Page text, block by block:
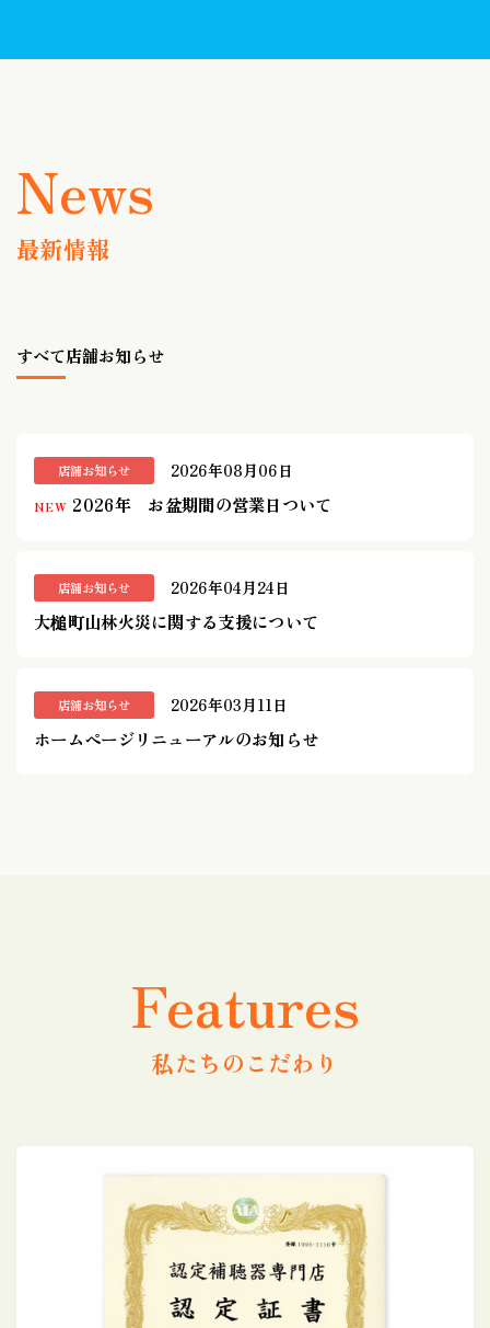
これから補聴器を
News
最新情報
すべて店舗お知らせ
店舗お知らせ 2026年08月06日
NEW 2026年 お盆期間の営業日ついて
店舗お知らせ 2026年04月24日
大槌町山林火災に関する支援について
店舗お知らせ 2026年03月11日
ホームページリニューアルのお知らせ
Features
私たちのこだわり